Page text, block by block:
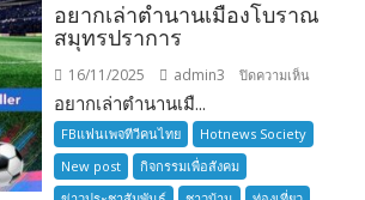
อยากเล่าตำนานเมืองโบราณ
สมุทรปราการ
16/11/2025 admin3 ปิดความเห็น
เล่า
ตำนาน
อยากเล่าตำนานเมื...
FBแฟนเพจทีวีคนไทย
Hotnews Society
New post
กิจกรรมเพื่อสังคม